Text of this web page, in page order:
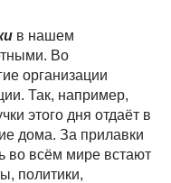
в нашем
Во
организации
Так, например,
этого дня отдаёт в
дома. За прилавки
во всём мире встают
политики,